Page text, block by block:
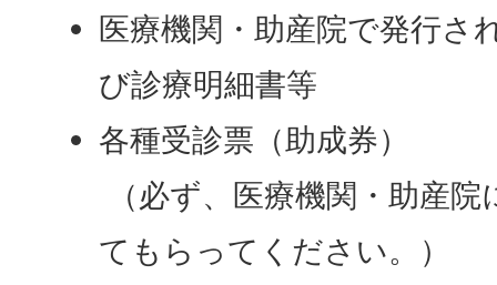
医療機関・助産院で発行さ
び診療明細書等
各種受診票（助成券）
（必ず、医療機関・助産
てもらってください。）